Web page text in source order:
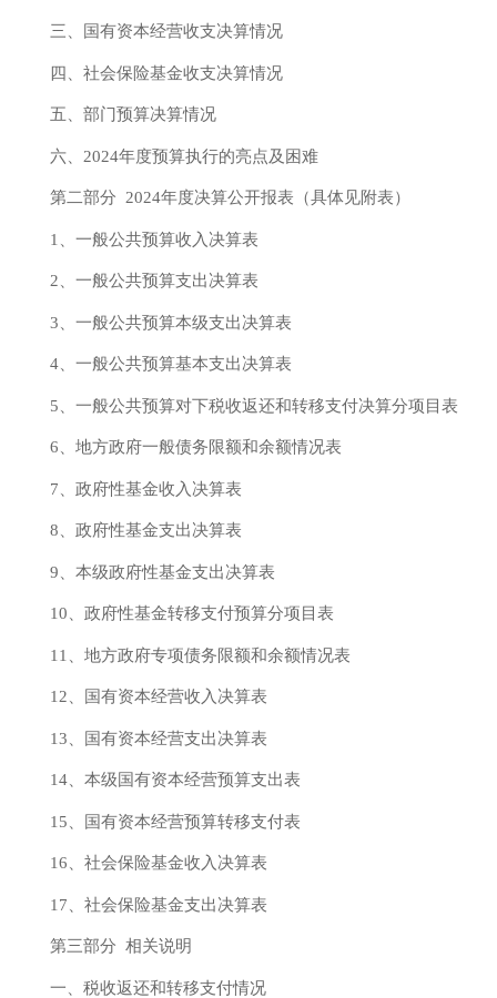
三、国有资本经营收支决算情况
四、社会保险基金收支决算情况
五、部门预算决算情况
六、 2024年度预算执行的亮点及困难
第二部分 2024年度决算公开报表（具体见附表）
1、一般公共预算收入决算表
2、一般公共预算支出决算表
3、一般公共预算本级支出决算表
4、一般公共预算基本支出决算表
5、一般公共预算对下税收返还和转移支付决算分项目表
6、地方政府一般债务限额和余额情况表
7、政府性基金收入决算表
8、政府性基金支出决算表
9、本级政府性基金支出决算表
10、政府性基金转移支付预算分项目表
11、地方政府专项债务限额和余额情况表
12、国有资本经营收入决算表
13、国有资本经营支出决算表
14、本级国有资本经营预算支出表
15、国有资本经营预算转移支付表
16、社会保险基金收入决算表
17、社会保险基金支出决算表
第三部分 相关说明
一、税收返还和转移支付情况